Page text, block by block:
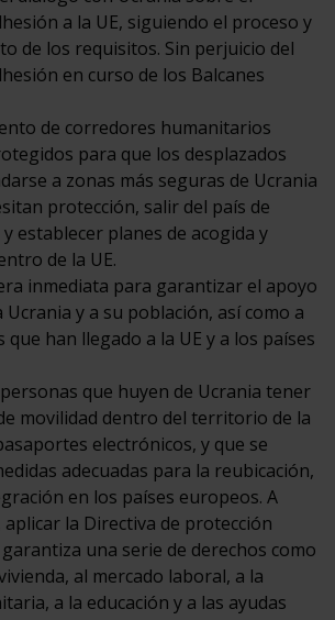
a la UE, siguiendo el proceso y
de los requisitos. Sin perjuicio del
en curso de los Balcanes
de corredores humanitarios
para que los desplazados
a zonas más seguras de Ucrania
protección, salir del país de
establecer planes de acogida y
de la UE.
inmediata para garantizar el apoyo
y a su población, así como a
han llegado a la UE y a los países
que huyen de Ucrania tener
movilidad dentro del territorio de la
electrónicos, y que se
adecuadas para la reubicación,
en los países europeos. A
la Directiva de protección
una serie de derechos como
al mercado laboral, a la
a la educación y a las ayudas